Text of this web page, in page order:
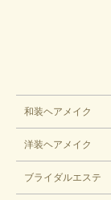
和装ヘアメイク
洋装ヘアメイク
ブライダルエステ